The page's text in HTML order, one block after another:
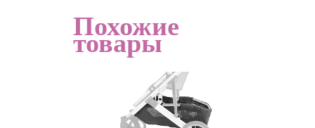
Похожие
товары